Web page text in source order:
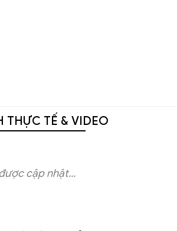
THỰC TẾ & VIDEO
cập nhật...